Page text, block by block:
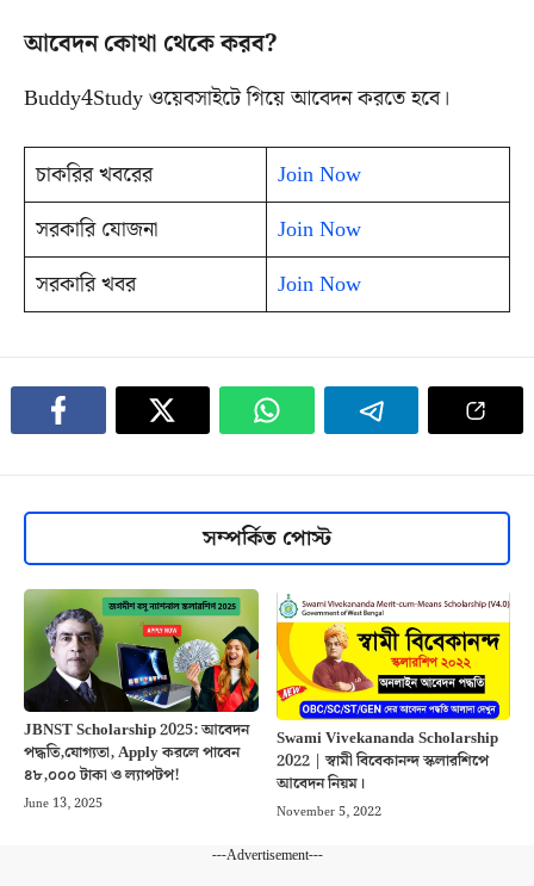
আবেদন কোথা থেকে করব?
Buddy4Study ওয়েবসাইটে গিয়ে আবেদন করতে হবে।
চাকরির খবরের
Join Now
সরকারি যোজনা
Join Now
সরকারি খবর
Join Now
সম্পর্কিত পোস্ট
JBNST Scholarship 2025: আবেদন
পদ্ধতি,যোগ্যতা, Apply করলে পাবেন
৪৮,০০০ টাকা ও ল্যাপটপ!
June 13, 2025
Swami Vivekananda Scholarship
2022 | স্বামী বিবেকানন্দ স্কলারশিপে
আবেদন নিয়ম।
November 5, 2022
---Advertisement---